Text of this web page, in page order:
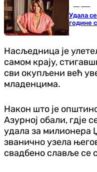
Удала
године
општину
Насљедница је
самом крају,
сви окупљени већ
младенцима.
Након што је
Азурној обали, гдје
удала за милионера
званично узела
свадбено славље се